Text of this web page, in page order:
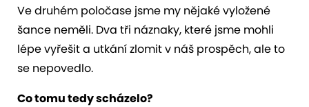
Ve druhém poločase jsme my nějaké vyložené
šance neměli. Dva tři náznaky, které jsme mohli
lépe vyřešit a utkání zlomit v náš prospěch, ale to
se nepovedlo.
Co tomu tedy scházelo?